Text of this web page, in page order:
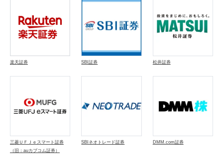
楽天証券 SBI証券 松井証券
三菱ＵＦＪｅスマート証券
（旧：auカブコム証券）
SBIネオトレード証券 DMM.com証券